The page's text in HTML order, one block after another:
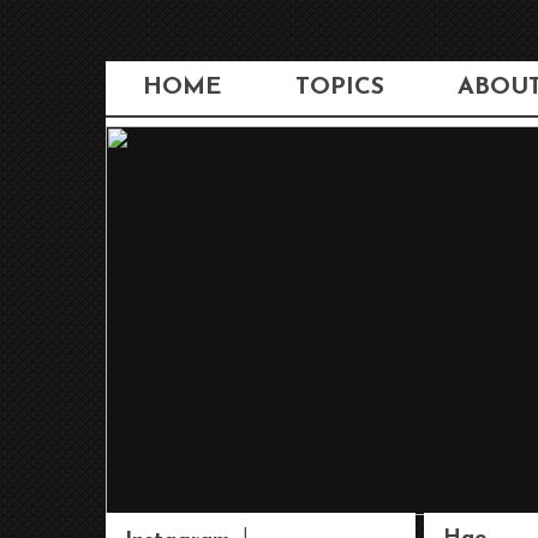
HOME TOPICS